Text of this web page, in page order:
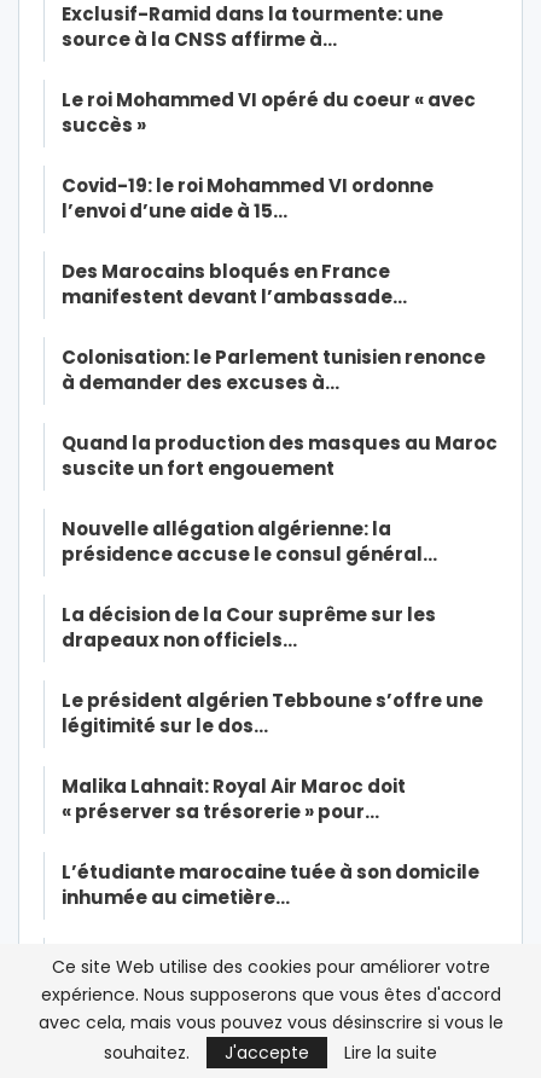
Exclusif-Ramid dans la tourmente: une
source à la CNSS affirme à…
Le roi Mohammed VI opéré du coeur « avec
succès »
Covid-19: le roi Mohammed VI ordonne
l’envoi d’une aide à 15…
Des Marocains bloqués en France
manifestent devant l’ambassade…
Colonisation: le Parlement tunisien renonce
à demander des excuses à…
Quand la production des masques au Maroc
suscite un fort engouement
Nouvelle allégation algérienne: la
présidence accuse le consul général…
La décision de la Cour suprême sur les
drapeaux non officiels…
Le président algérien Tebboune s’offre une
légitimité sur le dos…
Malika Lahnait: Royal Air Maroc doit
« préserver sa trésorerie » pour…
L’étudiante marocaine tuée à son domicile
inhumée au cimetière…
Capitales africaines de la culture: Rabat
remplace Marrakech au pied…
Coronavirus: six nouveaux cas en Arabie
Ce site Web utilise des cookies pour améliorer votre
expérience. Nous supposerons que vous êtes d'accord
avec cela, mais vous pouvez vous désinscrire si vous le
souhaitez.
J'accepte Lire la suite